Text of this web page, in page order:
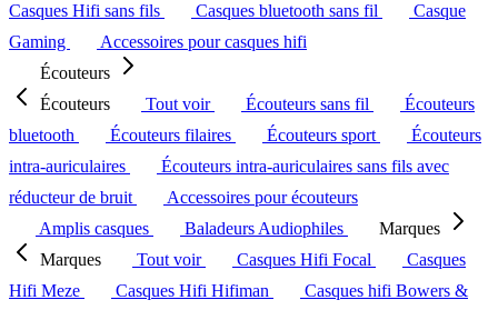
Casques Hifi sans fils
Casques bluetooth sans fil
Casque
Gaming
Accessoires pour casques hifi
Écouteurs
Écouteurs
Tout voir Écouteurs sans fil
Écouteurs
bluetooth
Écouteurs filaires Écouteurs sport
Écouteurs
intra-auriculaires
Écouteurs intra-auriculaires sans fils avec
réducteur de bruit
Accessoires pour écouteurs
Amplis casques
Baladeurs Audiophiles
Marques
Marques
Tout voir Casques Hifi Focal
Casques
Hifi Meze
Casques Hifi Hifiman
Casques hifi Bowers &